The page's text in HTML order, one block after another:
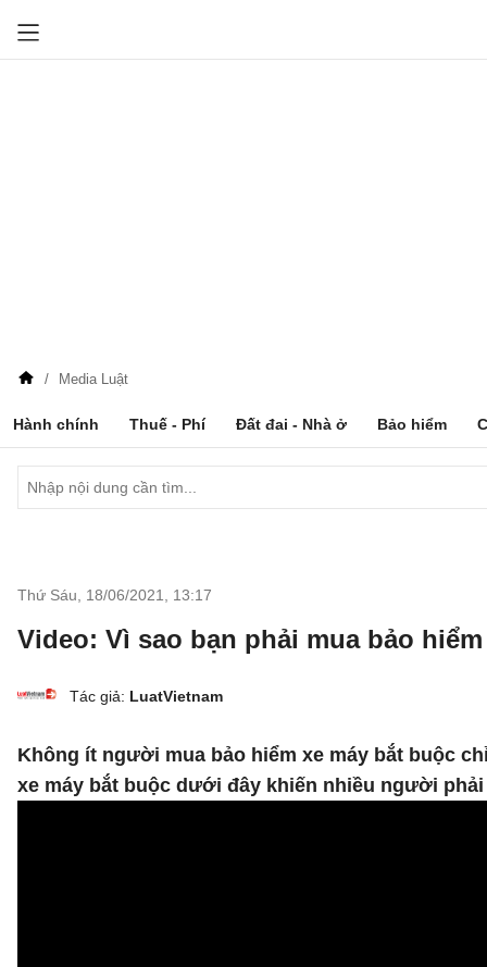
Media Luật
Hành chính Thuế - Phí Đất đai - Nhà ở Bảo hiểm
Thứ Sáu, 18/06/2021 13:17
Video: Vì sao bạn phải mua bảo
Tác giả: LuatVietnam
Không ít người mua bảo hiểm xe máy bắt buộc
xe máy bắt buộc dưới đây khiến nhiều người